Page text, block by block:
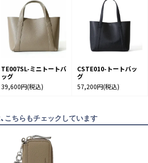
TE007SL-ミニトートバ
ッグ
39,600円(税込)
CSTE010-トートバッ
グ
57,200円(税込)
こちらもチェックしています